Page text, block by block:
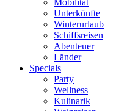
Mobilität
Unterkünfte
Winterurlaub
Schiffsreisen
Abenteuer
Länder
Specials
Party
Wellness
Kulinarik